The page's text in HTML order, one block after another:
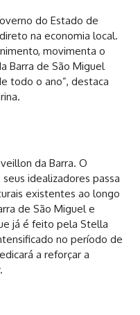
do Estado de
na economia local.
movimenta o
Barra de São Miguel
todo o ano”, destaca
da Barra. O
idealizadores passa
existentes ao longo
de São Miguel e
já é feito pela Stella
no período de
a reforçar a